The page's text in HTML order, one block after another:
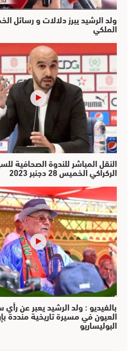
ولد الرشيد يبرز دلالات و رسائل
الملكي
النقل المباشر للندوة الصحافية
الركراكي الخميس 28 دجنبر 2023
بالفيديو : ولد الرشيد يعبر عن رأي
العيون في مسيرة تاريخية منددة
البوليساريو